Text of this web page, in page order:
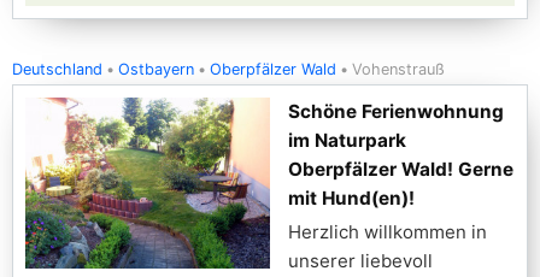
Deutschland Ostbayern Oberpfälzer Wald Vohenstrauß
Schöne Ferienwohnung
im Naturpark
Oberpfälzer Wald! Gerne
mit Hund(en)!
Herzlich willkommen in
unserer liebevoll